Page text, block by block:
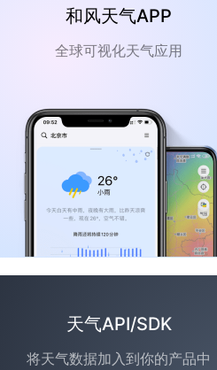
和风天气APP
全球可视化天气应用
天气API/SDK
将天气数据加入到你的产品中